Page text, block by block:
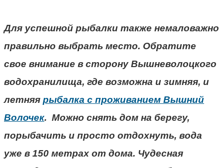
Для успешной рыбалки также немаловажно
правильно выбрать место. Обратите
свое внимание в сторону Вышневолоцкого
водохранилища, где возможна и зимняя, и
летняя рыбалка с проживанием Вышний
Волочек. Можно снять дом на берегу,
порыбачить и просто отдохнуть, вода
уже в 150 метрах от дома. Чудесная